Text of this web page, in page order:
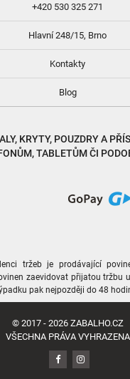
+420 530 325 271
Hlavní 248/15, Brno
Kontakty
Blog
KRYTY, POUZDRYA
TABLETŮM ČI
tržeb je prodávající
zaevidovat přijatou tržbu
pak nejpozději do 48
© 2017 - 2026 ZABALHO.CZ
VŠECHNA PRÁVA VYHRAZENA